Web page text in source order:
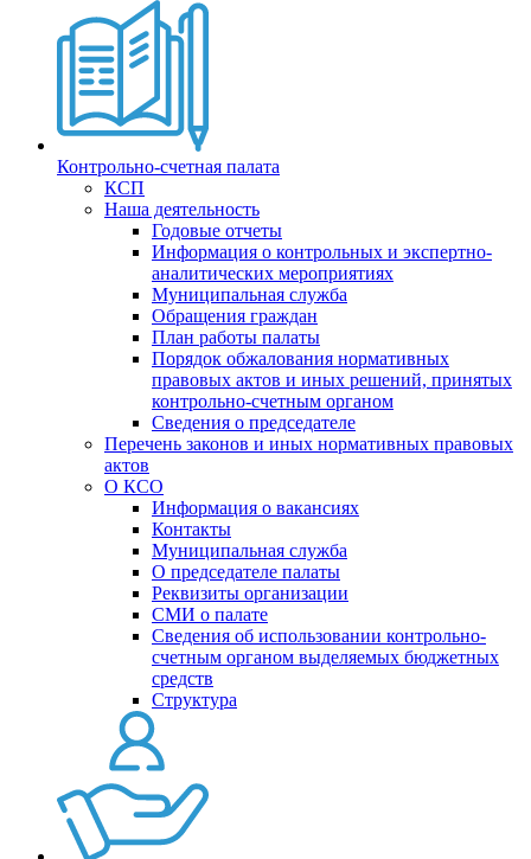
Контрольно-счетная палата
КСП
Наша деятельность
Годовые отчеты
Информация о контрольных и экспертно-
аналитических мероприятиях
Муниципальная служба
Обращения граждан
План работы палаты
Порядок обжалования нормативных
правовых актов и иных решений, принятых
контрольно-счетным органом
Сведения о председателе
Перечень законов и иных нормативных правовых
актов
О КСО
Информация о вакансиях
Контакты
Муниципальная служба
О председателе палаты
Реквизиты организации
СМИ о палате
Сведения об использовании контрольно-
счетным органом выделяемых бюджетных
средств
Структура